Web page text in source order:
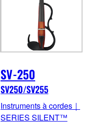
SV-250
SV250/SV255
Instruments à cordes｜
SERIES SILENT™